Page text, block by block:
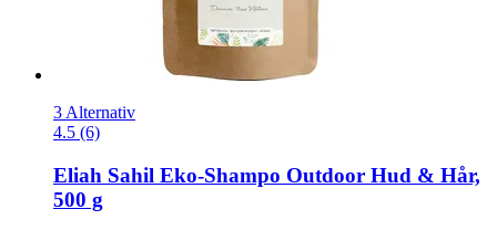
3 Alternativ
4.5 (6)
Eliah Sahil Eko-​Shampo Outdoor Hud & Hår,
500 g